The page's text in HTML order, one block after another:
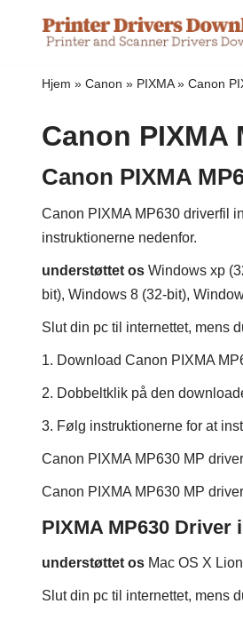
Spring
Hjem » Canon » PIXMA» Canon
Canon PIXMA
Canon PIXMA
Canon PIXMA MP630 driverfil
instruktionerne nedenfor.
understøttet os Windows xp
bit), Windows 8 (32-bit),
Slut din pc til internettet, mens
1. Download Canon PIXMA
2. Dobbeltklik på den
3. Følg instruktionerne for at
Canon PIXMA MP630 MP
Canon PIXMA MP630 MP
PIXMA MP630 Driver
understøttet os Mac OS X
Slut din pc til internettet, mens